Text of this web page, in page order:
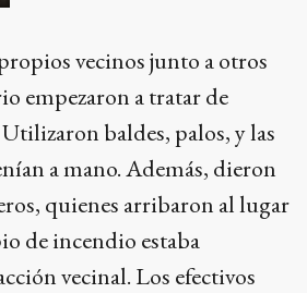
vecinos junto a otros
empezaron a tratar de
baldes, palos, y las
a mano. Además, dieron
quienes arribaron al lugar
de incendio estaba
vecinal. Los efectivos